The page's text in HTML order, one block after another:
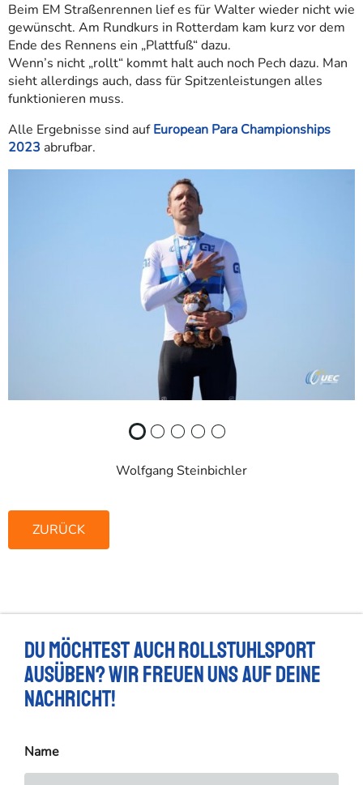
Beim EM Straßenrennen lief es für Walter wieder nicht wie
gewünscht. Am Rundkurs in Rotterdam kam kurz vor dem
Ende des Rennens ein „Plattfuß“ dazu.
Wenn’s nicht „rollt“ kommt halt auch noch Pech dazu. Man
sieht allerdings auch, dass für Spitzenleistungen alles
funktionieren muss.
Alle Ergebnisse sind aufEuropean Para Championships
2023 abrufbar.
Wolfgang Steinbichler
ZURÜCK
Du möchtest auch Rollstuhlsport
ausüben? Wir freuen uns auf deine
Nachricht!
Name